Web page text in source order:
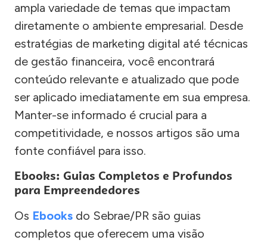
ampla variedade de temas que impactam
diretamente o ambiente empresarial. Desde
estratégias de marketing digital até técnicas
de gestão financeira, você encontrará
conteúdo relevante e atualizado que pode
ser aplicado imediatamente em sua empresa.
Manter-se informado é crucial para a
competitividade, e nossos artigos são uma
fonte confiável para isso.
Ebooks: Guias Completos e Profundos
para Empreendedores
Os Ebooks do Sebrae/PR são guias
completos que oferecem uma visão